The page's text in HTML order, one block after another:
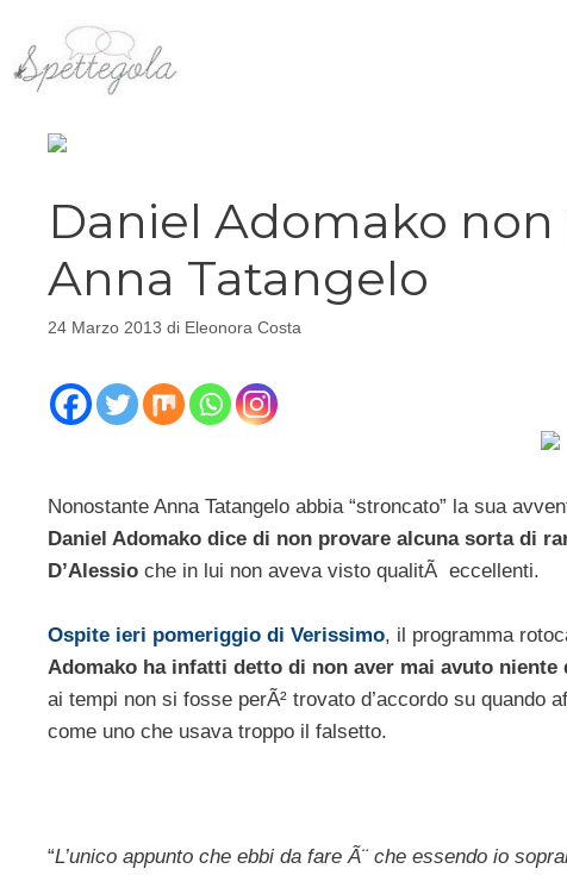
contenuto
Daniel Adomako
Anna Tatangelo
24 Marzo 2013 di Eleonora Costa
Nonostante Anna Tatangelo abbia “stroncato” la sua
Daniel Adomako dice di non provare alcuna sorta di
D’Alessio che in lui non aveva visto qualitÃ eccellenti.
Ospite ieri pomeriggio di Verissimo, il programma
Adomako ha infatti detto di non aver mai avuto niente
ai tempi non si fosse perÃ² trovato d’accordo su quando
come uno che usava troppo il falsetto.
“L’unico appunto che ebbi da fare Ã¨ che essendo io